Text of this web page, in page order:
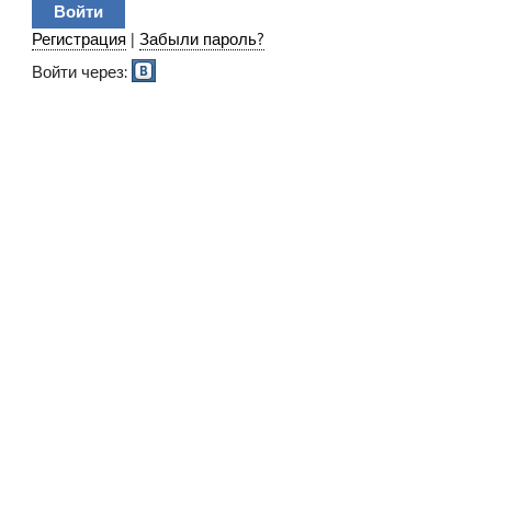
Регистрация | Забыли пароль?
Войти через: